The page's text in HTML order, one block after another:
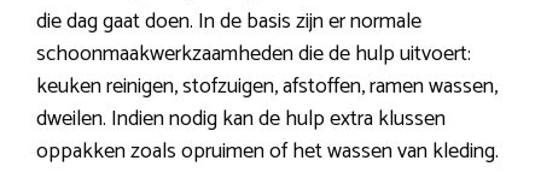
die dag gaat doen. In de basis zijn er normale
schoonmaakwerkzaamheden die de hulp uitvoert:
keuken reinigen, stofzuigen, afstoffen, ramen wassen,
dweilen. Indien nodig kan de hulp extra klussen
oppakken zoals opruimen of het wassen van kleding.